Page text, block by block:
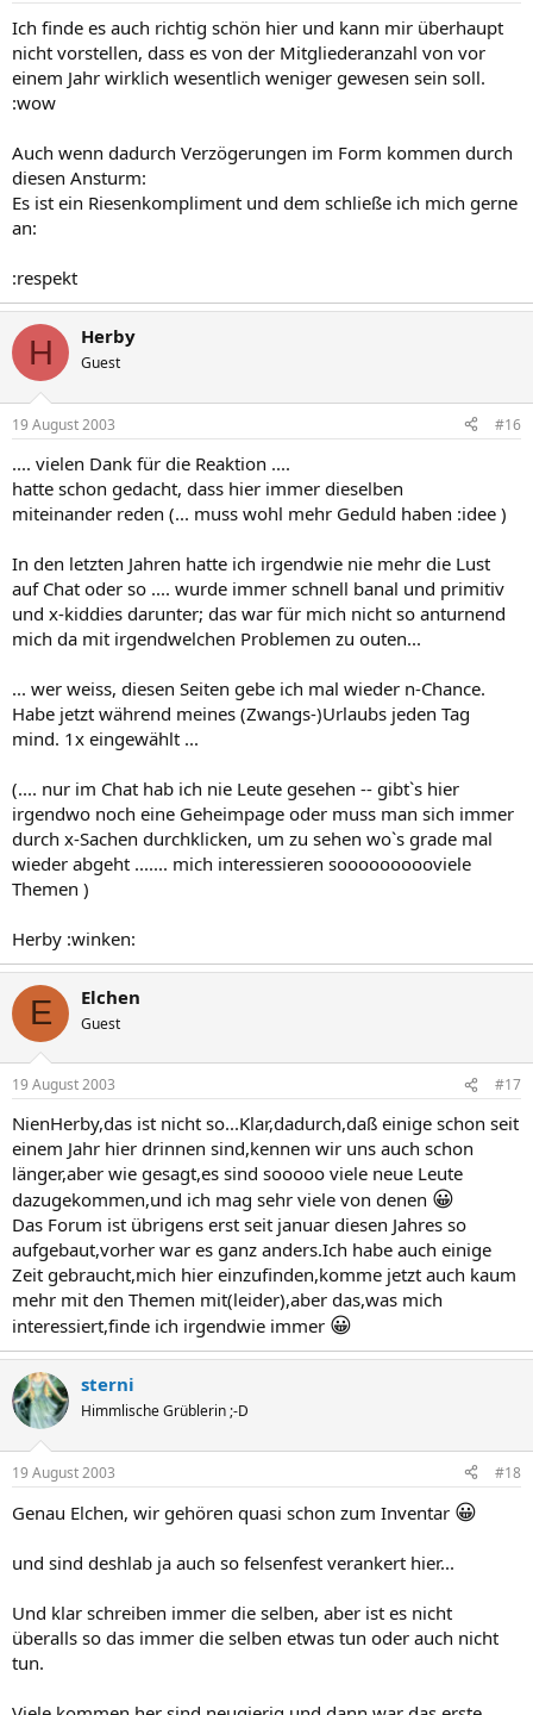
Ich finde es auch richtig schön hier und kann mir überhaupt
nicht vorstellen, dass es von der Mitgliederanzahl von vor
einem Jahr wirklich wesentlich weniger gewesen sein soll.
:wow
Auch wenn dadurch Verzögerungen im Form kommen durch
diesen Ansturm:
Es ist ein Riesenkompliment und dem schließe ich mich gerne
an:
:respekt
H Herby
Guest
19 August 2003 #16
.... vielen Dank für die Reaktion ....
hatte schon gedacht, dass hier immer dieselben
miteinander reden (... muss wohl mehr Geduld haben :idee )
In den letzten Jahren hatte ich irgendwie nie mehr die Lust
auf Chat oder so .... wurde immer schnell banal und primitiv
und x-kiddies darunter; das war für mich nicht so anturnend
mich da mit irgendwelchen Problemen zu outen...
... wer weiss, diesen Seiten gebe ich mal wieder n-Chance.
Habe jetzt während meines (Zwangs-)Urlaubs jeden Tag
mind. 1x eingewählt ...
(.... nur im Chat hab ich nie Leute gesehen -- gibt`s hier
irgendwo noch eine Geheimpage oder muss man sich immer
durch x-Sachen durchklicken, um zu sehen wo`s grade mal
wieder abgeht ....... mich interessieren soooooooooviele
Themen )
Herby :winken:
E Elchen
Guest
19 August 2003 #17
NienHerby,das ist nicht so...Klar,dadurch,daß einige schon seit
einem Jahr hier drinnen sind,kennen wir uns auch schon
länger,aber wie gesagt,es sind sooooo viele neue Leute
dazugekommen,und ich mag sehr viele von denen 😀
Das Forum ist übrigens erst seit januar diesen Jahres so
aufgebaut,vorher war es ganz anders.Ich habe auch einige
Zeit gebraucht,mich hier einzufinden,komme jetzt auch kaum
mehr mit den Themen mit(leider),aber das,was mich
interessiert,finde ich irgendwie immer 😀
sterni
Himmlische Grüblerin ;-D
19 August 2003 #18
Genau Elchen, wir gehören quasi schon zum Inventar 😀
und sind deshlab ja auch so felsenfest verankert hier...
Und klar schreiben immer die selben, aber ist es nicht
überalls so das immer die selben etwas tun oder auch nicht
tun.